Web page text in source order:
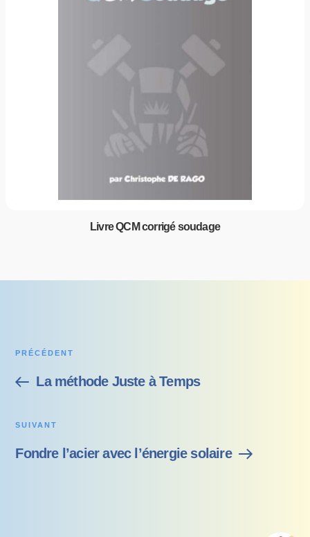
Livre QCM corrigé soudage
PRÉCÉDENT
La méthode Juste à Temps
SUIVANT
Fondre l’acier avec l’énergie solaire